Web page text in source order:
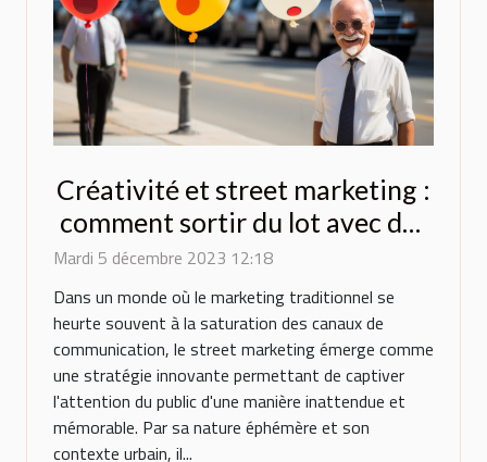
Créativité et street marketing :
comment sortir du lot avec des
ballons originaux ?
Mardi 5 décembre 2023 12:18
Dans un monde où le marketing traditionnel se
heurte souvent à la saturation des canaux de
communication, le street marketing émerge comme
une stratégie innovante permettant de captiver
l'attention du public d'une manière inattendue et
mémorable. Par sa nature éphémère et son
contexte urbain, il...